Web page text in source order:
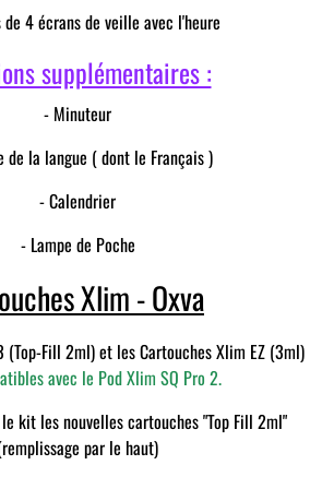
4 écrans de veille avec l'heure
supplémentaires :
- Minuteur
de la langue ( dont le Français )
- Calendrier
- Lampe de Poche
Xlim - Oxva
(Top-Fill 2ml) et lesCartouches Xlim EZ(3ml)
avec le Pod Xlim SQ Pro 2.
kit les nouvelles cartouches "Top Fill 2ml"
par le haut)